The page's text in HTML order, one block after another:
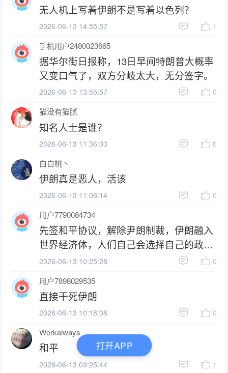
无人机上写着伊朗不是写着以色列？
2026-06-13 14:55:57 1
手机用户2480023665
据华尔街日报称，13日早间特朗普大概率
又变口气了，双方分岐太大，无分签字。
2026-06-13 13:55:57 0
猫没有猫腻
知名人士是谁？
2026-06-13 11:36:03 0
白白桃丶
伊朗真是恶人，活该
2026-06-13 11:08:14 0
用户7790084734
先签和平协议，解除尹朗制裁，伊朗融入
世界经济体，人们自己会选择自己的政
府。
2026-06-13 10:25:28 0
用户7898029535
直接干死伊朗
2026-06-13 10:18:08 0
Workalways
和平
2026-06-13 09:25:44 1
打开APP